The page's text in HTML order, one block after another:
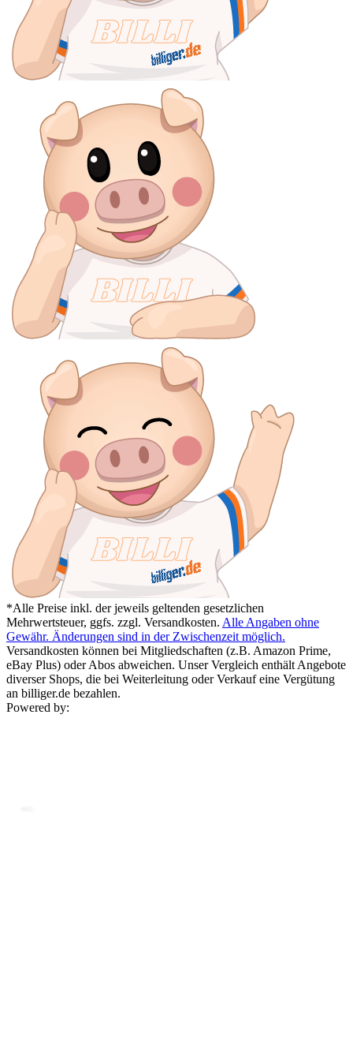
*Alle Preise inkl. der jeweils geltenden gesetzlichen
Mehrwertsteuer, ggfs. zzgl. Versandkosten. Alle Angaben ohne
Gewähr. Änderungen sind in der Zwischenzeit möglich.
Versandkosten können bei Mitgliedschaften (z.B. Amazon Prime,
eBay Plus) oder Abos abweichen. Unser Vergleich enthält Angebote
diverser Shops, die bei Weiterleitung oder Verkauf eine Vergütung
an billiger.de bezahlen.
Powered by: